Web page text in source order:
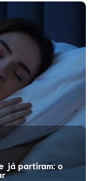
já partiram: o